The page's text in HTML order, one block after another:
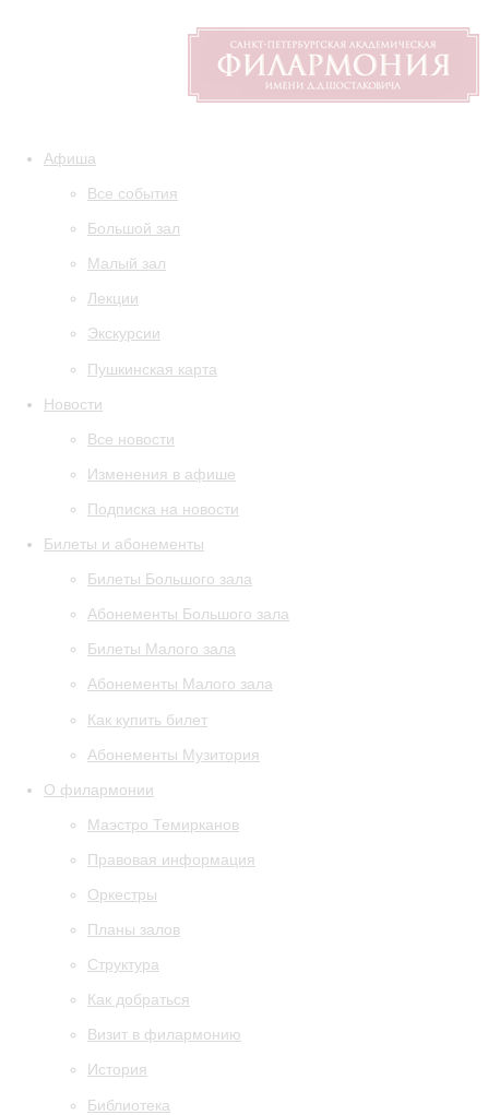
Афиша
Все события
Большой зал
Малый зал
Лекции
Экскурсии
Пушкинская карта
Новости
Все новости
Изменения в афише
Подписка на новости
Билеты и абонементы
Билеты Большого зала
Абонементы Большого зала
Билеты Малого зала
Абонементы Малого зала
Как купить билет
Абонементы Музитория
О филармонии
Маэстро Темирканов
Правовая информация
Оркестры
Планы залов
Структура
Как добраться
Визит в филармонию
История
Библиотека